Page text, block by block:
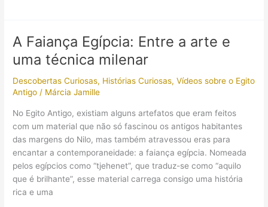
pegou
fogo?
são
histórias
curiosas
que
rondam
o
“faraó-
menino”?
A Faiança Egípcia: Entre a arte e
uma técnica milenar
Descobertas Curiosas, Histórias Curiosas,Vídeos sobre o Egito
Antigo / Márcia Jamille
No Egito Antigo, existiam alguns artefatos que eram feitos
com um material que não só fascinou os antigos habitantes
das margens do Nilo, mas também atravessou eras para
encantar a contemporaneidade: a faiança egípcia. Nomeada
pelos egípcios como “tjehenet”, que traduz-se como “aquilo
que é brilhante”, esse material carrega consigo uma história
rica e uma